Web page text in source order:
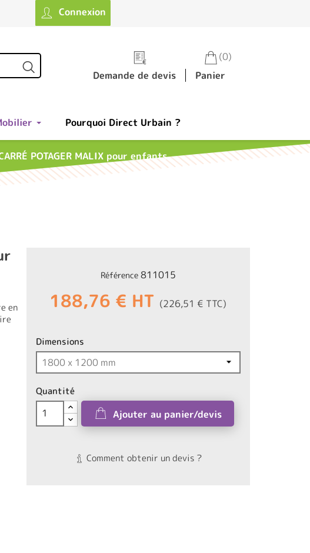
Connexion
Demande de devis Panier
(0)
Pourquoi Direct Urbain ?
POTAGER MALIX pour enfants
en
Référence 811015
188,76 € HT (226,51 € TTC)
Dimensions
Quantité
Ajouter au panier/devis
Comment obtenir un devis ?